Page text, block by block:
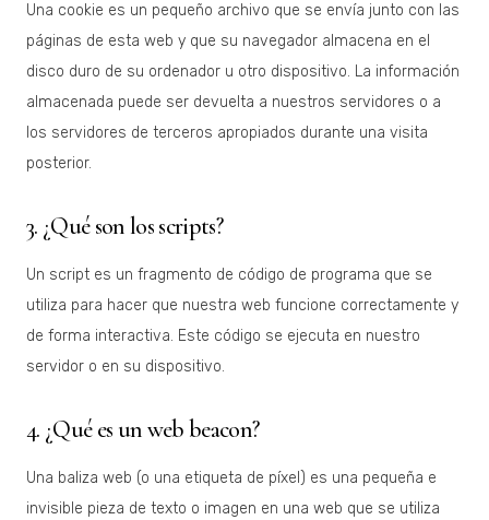
Una cookie es un pequeño archivo que se envía junto con las
páginas de esta web y que su navegador almacena en el
disco duro de su ordenador u otro dispositivo. La información
almacenada puede ser devuelta a nuestros servidores o a
los servidores de terceros apropiados durante una visita
posterior.
3. ¿Qué son los scripts?
Un script es un fragmento de código de programa que se
utiliza para hacer que nuestra web funcione correctamente y
de forma interactiva. Este código se ejecuta en nuestro
servidor o en su dispositivo.
4. ¿Qué es un web beacon?
Una baliza web (o una etiqueta de píxel) es una pequeña e
invisible pieza de texto o imagen en una web que se utiliza